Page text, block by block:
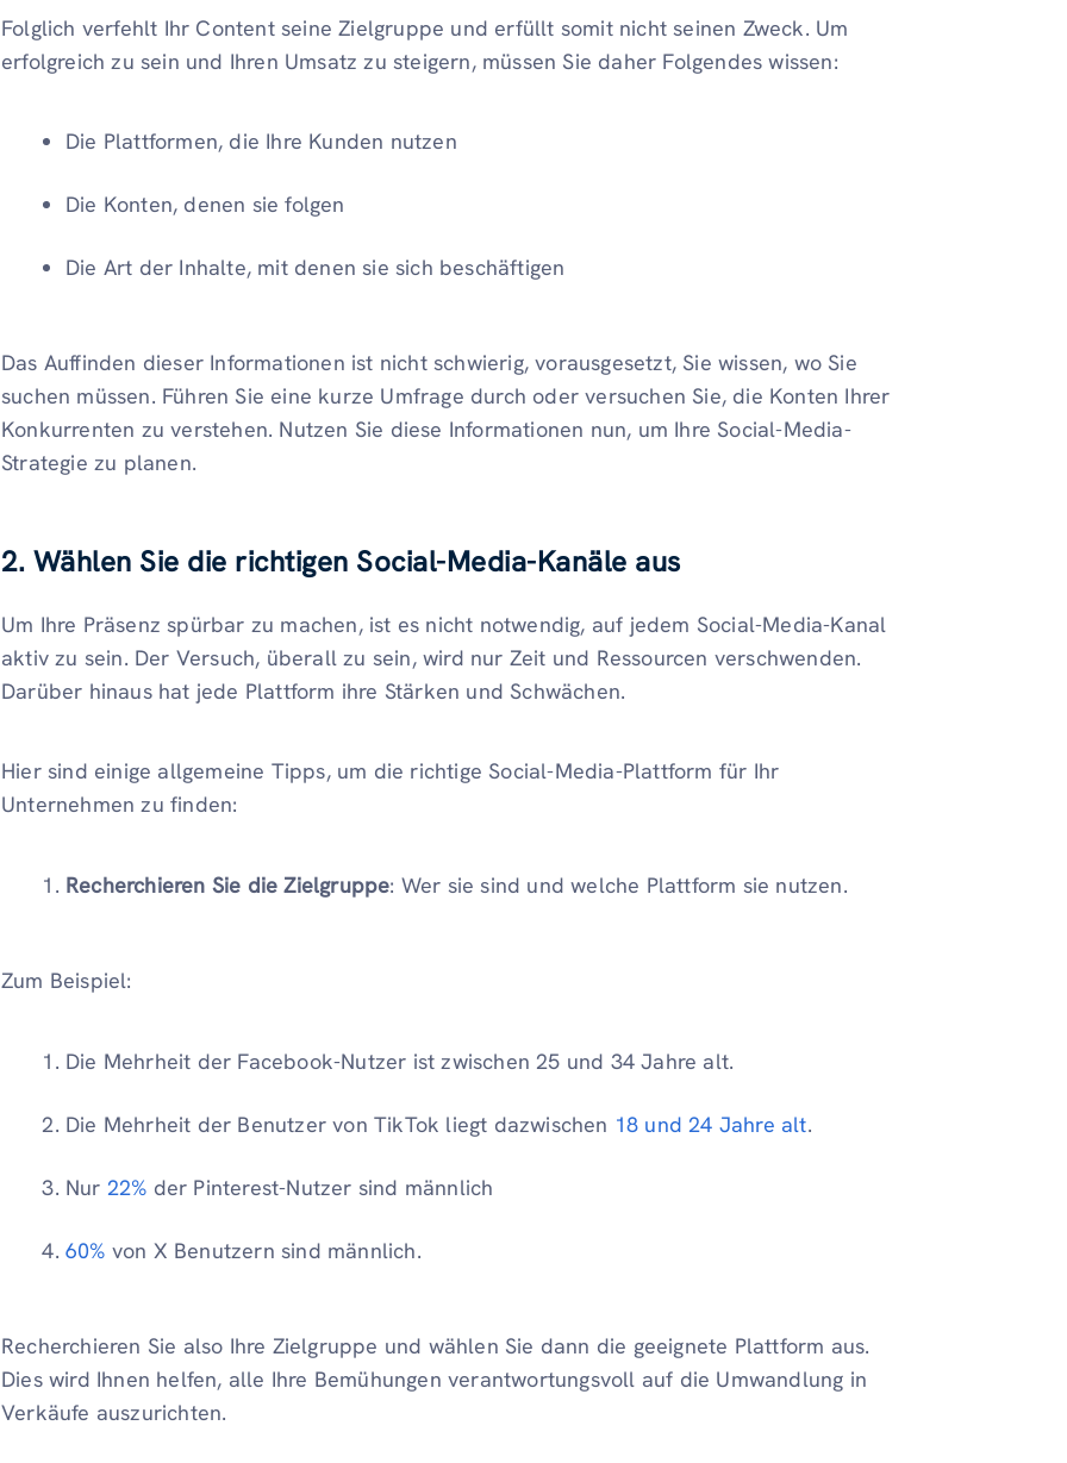
Folglich verfehlt Ihr Content seine Zielgruppe und erfüllt somit nicht seinen Zweck. Um
erfolgreich zu sein und Ihren Umsatz zu steigern, müssen Sie daher Folgendes wissen:
Die Plattformen, die Ihre Kunden nutzen
Die Konten, denen sie folgen
Die Art der Inhalte, mit denen sie sich beschäftigen
Das Auffinden dieser Informationen ist nicht schwierig, vorausgesetzt, Sie wissen, wo Sie
suchen müssen. Führen Sie eine kurze Umfrage durch oder versuchen Sie, die Konten Ihrer
Konkurrenten zu verstehen. Nutzen Sie diese Informationen nun, um Ihre Social-Media-
Strategie zu planen.
2. Wählen Sie die richtigen Social-Media-Kanäle aus
Um Ihre Präsenz spürbar zu machen, ist es nicht notwendig, auf jedem Social-Media-Kanal
aktiv zu sein. Der Versuch, überall zu sein, wird nur Zeit und Ressourcen verschwenden.
Darüber hinaus hat jede Plattform ihre Stärken und Schwächen.
Hier sind einige allgemeine Tipps, um die richtige Social-Media-Plattform für Ihr
Unternehmen zu finden:
Recherchieren Sie die Zielgruppe: Wer sie sind und welche Plattform sie nutzen.
Zum Beispiel:
Die Mehrheit der Facebook-Nutzer ist zwischen 25 und 34 Jahre alt.
Die Mehrheit der Benutzer von TikTok liegt dazwischen 18 und 24 Jahre alt.
Nur 22% der Pinterest-Nutzer sind männlich
60% von X Benutzern sind männlich.
Recherchieren Sie also Ihre Zielgruppe und wählen Sie dann die geeignete Plattform aus.
Dies wird Ihnen helfen, alle Ihre Bemühungen verantwortungsvoll auf die Umwandlung in
Verkäufe auszurichten.